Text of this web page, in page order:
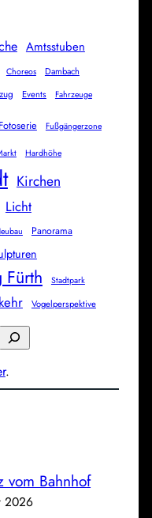
Amtsstuben
Choreos
Dambach
Events Fahrzeuge
Fotoserie Fußgängerzone
Hardhöhe
Kirchen
Licht
Panorama
Fürth Stadtpark
Vogelperspektive
.
vom Bahnhof
2026